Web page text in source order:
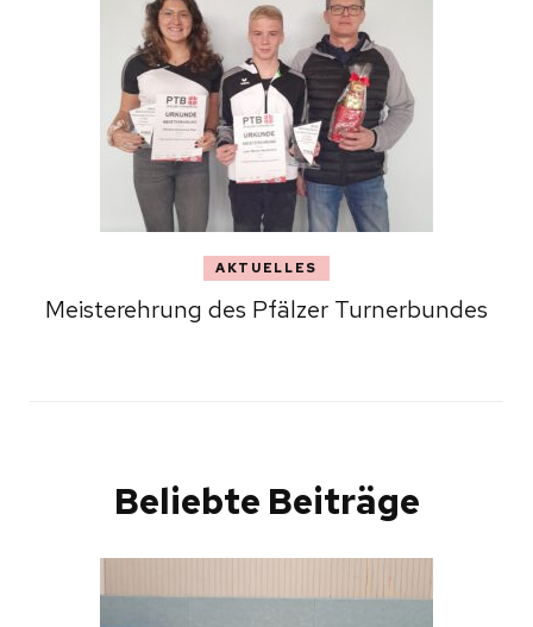
AKTUELLES
Meisterehrung des Pfälzer Turnerbundes
Beliebte Beiträge